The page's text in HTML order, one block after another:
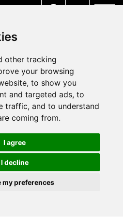
other tracking
your browsing
to show you
and targeted ads, to
traffic, and to understand
coming from.
I agree
I decline
my preferences